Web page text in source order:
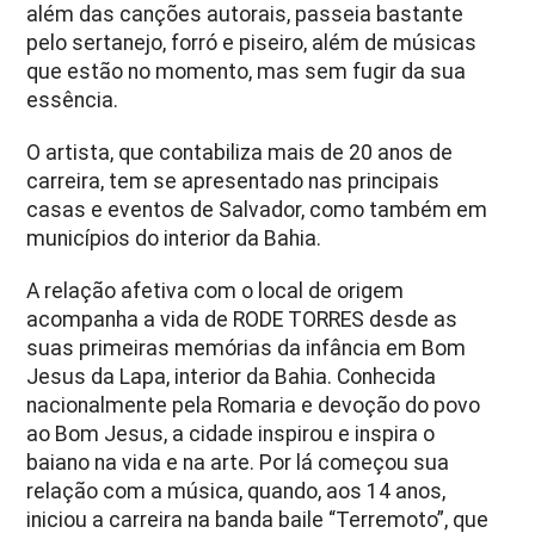
além das canções autorais, passeia bastante
pelo sertanejo, forró e piseiro, além de músicas
que estão no momento, mas sem fugir da sua
essência.
O artista, que contabiliza mais de 20 anos de
carreira, tem se apresentado nas principais
casas e eventos de Salvador, como também em
municípios do interior da Bahia.
A relação afetiva com o local de origem
acompanha a vida de RODE TORRES desde as
suas primeiras memórias da infância em Bom
Jesus da Lapa, interior da Bahia. Conhecida
nacionalmente pela Romaria e devoção do povo
ao Bom Jesus, a cidade inspirou e inspira o
baiano na vida e na arte. Por lá começou sua
relação com a música, quando, aos 14 anos,
iniciou a carreira na banda baile “Terremoto”, que